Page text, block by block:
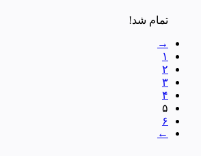
تمام شد!
→
۱
۲
۳
۴
۵
۶
←